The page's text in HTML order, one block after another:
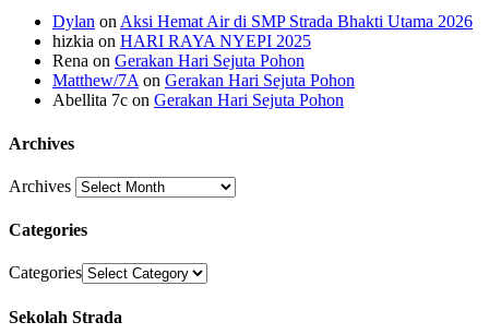
Dylan on Aksi Hemat Air di SMP Strada Bhakti Utama 2026
hizkia on HARI RAYA NYEPI 2025
Rena on Gerakan Hari Sejuta Pohon
Matthew/7A on Gerakan Hari Sejuta Pohon
Abellita 7c on Gerakan Hari Sejuta Pohon
Archives
Archives
Categories
Categories
Sekolah Strada